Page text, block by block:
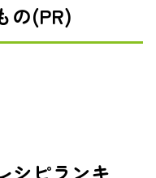
の(PR)
シピランキ